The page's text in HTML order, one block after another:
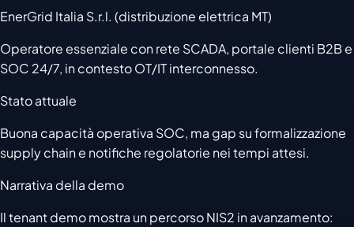
EnerGrid Italia S.r.l. (distribuzione elettrica MT)
Operatore essenziale con rete SCADA, portale clienti B2B e
SOC 24/7, in contesto OT/IT interconnesso.
Stato attuale
Buona capacità operativa SOC, ma gap su formalizzazione
supply chain e notifiche regolatorie nei tempi attesi.
Narrativa della demo
Il tenant demo mostra un percorso NIS2 in avanzamento: